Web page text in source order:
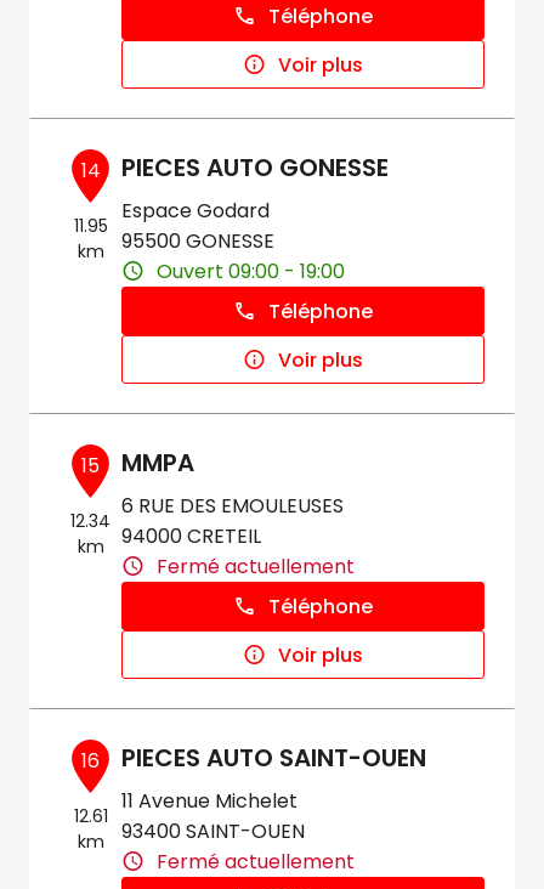
Téléphone
Voir plus
14
11.95
km
PIECES AUTO GONESSE
Espace Godard
95500 GONESSE
Ouvert 09:00 - 19:00
Téléphone
Voir plus
15
12.34
km
MMPA
6 RUE DES EMOULEUSES
94000 CRETEIL
Fermé actuellement
Téléphone
Voir plus
16
12.61
km
PIECES AUTO SAINT-OUEN
11 Avenue Michelet
93400 SAINT-OUEN
Fermé actuellement